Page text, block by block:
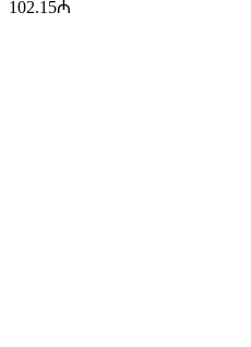
102.15₼